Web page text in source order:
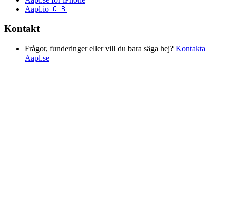
Aapl.io 🇬🇧
Kontakt
Frågor, funderinger eller vill du bara säga hej? Kontakta
Aapl.se